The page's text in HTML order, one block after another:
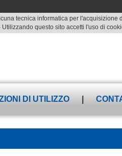
tecnica informatica per l'acquisizione
questo sito accetti l'uso di
DI UTILIZZO